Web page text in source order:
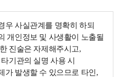
우 사실관계를 명확히 하되
개인정보 및 사생활이 노출될
진술은 자제해주시고,
기관의 실명 사용 시
가 발생할 수 있으므로 타인,